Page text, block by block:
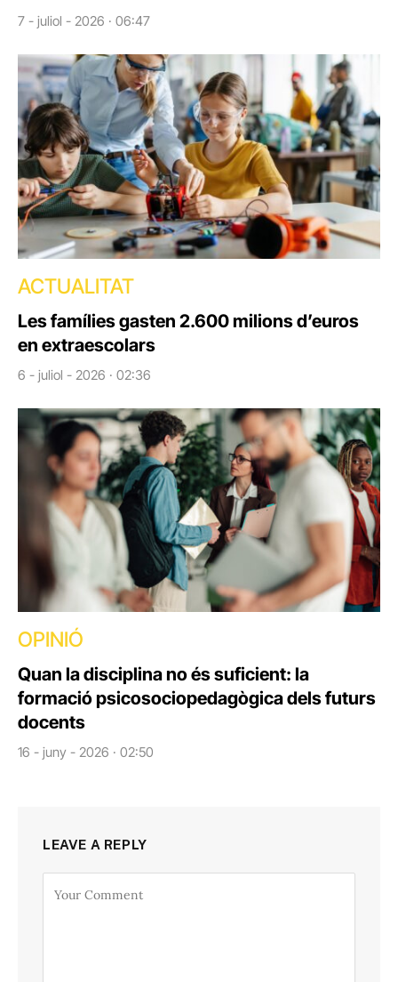
7 - juliol - 2026 · 06:47
ACTUALITAT
Les famílies gasten 2.600 milions d’euros
en extraescolars
6 - juliol - 2026 · 02:36
OPINIÓ
Quan la disciplina no és suficient: la
formació psicosociopedagògica dels futurs
docents
16 - juny - 2026 · 02:50
LEAVE A REPLY